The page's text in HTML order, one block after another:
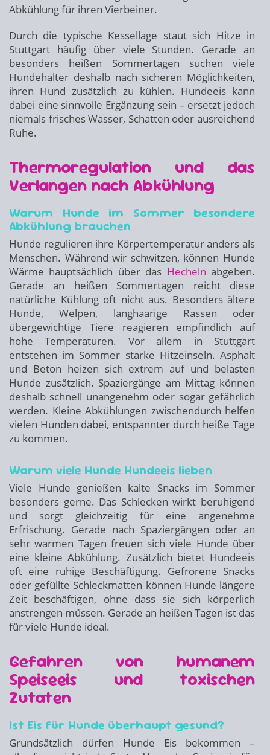
Abkühlung für ihren Vierbeiner.
Durch die typische Kessellage staut sich Hitze in
Stuttgart häufig über viele Stunden. Gerade an
besonders heißen Sommertagen suchen viele
Hundehalter deshalb nach sicheren Möglichkeiten,
ihren Hund zusätzlich zu kühlen. Hundeeis kann
dabei eine sinnvolle Ergänzung sein – ersetzt jedoch
niemals frisches Wasser, Schatten oder ausreichend
Ruhe.
Thermoregulation und das
Verlangen nach Abkühlung
Warum Hunde im Sommer besondere
Abkühlung brauchen
Hunde regulieren ihre Körpertemperatur anders als
Menschen. Während wir schwitzen, können Hunde
Wärme hauptsächlich über das Hecheln abgeben.
Gerade an heißen Sommertagen reicht diese
natürliche Kühlung oft nicht aus. Besonders ältere
Hunde, Welpen, langhaarige Rassen oder
übergewichtige Tiere reagieren empfindlich auf
hohe Temperaturen. Vor allem in Stuttgart
entstehen im Sommer starke Hitzeinseln. Asphalt
und Beton heizen sich extrem auf und belasten
Hunde zusätzlich. Spaziergänge am Mittag können
deshalb schnell unangenehm oder sogar gefährlich
werden. Kleine Abkühlungen zwischendurch helfen
vielen Hunden dabei, entspannter durch heiße Tage
zu kommen.
Warum viele Hunde Hundeeis lieben
Viele Hunde genießen kalte Snacks im Sommer
besonders gerne. Das Schlecken wirkt beruhigend
und sorgt gleichzeitig für eine angenehme
Erfrischung. Gerade nach Spaziergängen oder an
sehr warmen Tagen freuen sich viele Hunde über
eine kleine Abkühlung. Zusätzlich bietet Hundeeis
oft eine ruhige Beschäftigung. Gefrorene Snacks
oder gefüllte Schleckmatten können Hunde längere
Zeit beschäftigen, ohne dass sie sich körperlich
anstrengen müssen. Gerade an heißen Tagen ist das
für viele Hunde ideal.
Gefahren von humanem
Speiseeis und toxischen
Zutaten
Ist Eis für Hunde überhaupt gesund?
Grundsätzlich dürfen Hunde Eis bekommen –